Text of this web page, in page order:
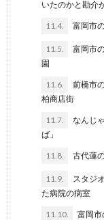
いたのかと勘介
11.4. 富岡市
11.5.
富岡市
園
11.6.
前橋市
柏商店街
11.7.
なんじ
ば」
11.8. 古代蓮
11.9.
スタジ
た病院の病室
11.10.
富岡市